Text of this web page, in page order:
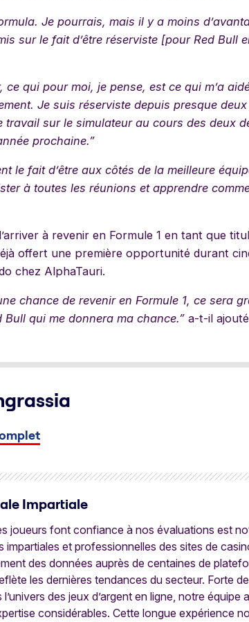
Je pourrais, mais il y a moins
sur le fait d’être réserviste [pour Red Bull
qui pour moi, je pense, est ce qui m’a
Je suis réserviste depuis presque
sur le simulateur au cours des deux
prochaine.”
le fait d’être aux côtés de la meilleure
à toutes les réunions et apprendre
à revenir en Formule 1 en tant que
offert une première opportunité durant
chez AlphaTauri.
chance de revenir en Formule 1, ce sera
qui me donnera ma chance.” a-t-il
Impartiale
joueurs font confiance à nos évaluations est
impartiales et professionnelles des sites de
des données auprès de centaines de
les dernières tendances du secteur. Forte
des jeux d’argent en ligne, notre équipe a
considérables. Cette longue expérience